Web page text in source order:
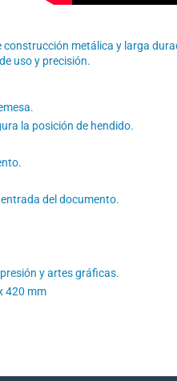
metálica y larga
uso y precisión.
la posición de hendido.
del documento.
y artes gráficas.
420 mm